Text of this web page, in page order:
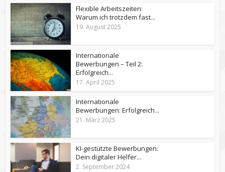
Flexible Arbeitszeiten:
Warum ich trotzdem fast...
19. August 2025
Internationale
Bewerbungen – Teil 2:
Erfolgreich...
17. April 2025
Internationale
Bewerbungen: Erfolgreich...
21. März 2025
KI-gestützte Bewerbungen:
Dein digitaler Helfer...
2. September 2024